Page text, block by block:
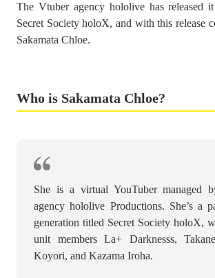
The Vtuber agency hololive has released
Secret Society holoX, and with this release
Sakamata Chloe.
Who is Sakamata Chloe?
She is a virtual YouTuber managed
agency hololive Productions. She’s a
generation titled Secret Society holoX,
unit members La+ Darknesss,
Koyori, and Kazama Iroha.